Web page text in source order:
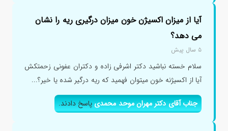
آیا از میزان اکسیژن خون میزان درگیری ریه را نشان
می دهد؟
۵ سال پیش
سلام خسته نباشید دکتر اشرفی زاده و دکتران عفونی زحمتکش
آیا از اکسیژنه خون میتوان فهمید که ریه درگیر شده یا خیر؟...
جناب آقای دکتر مهران موحد محمدیپاسخ دادند.